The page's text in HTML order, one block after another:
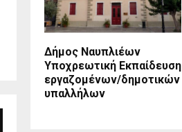
Δήμος Ναυπλιέων
Υποχρεωτική Εκπαίδευση
εργαζομένων/δημοτικών
υπαλλήλων